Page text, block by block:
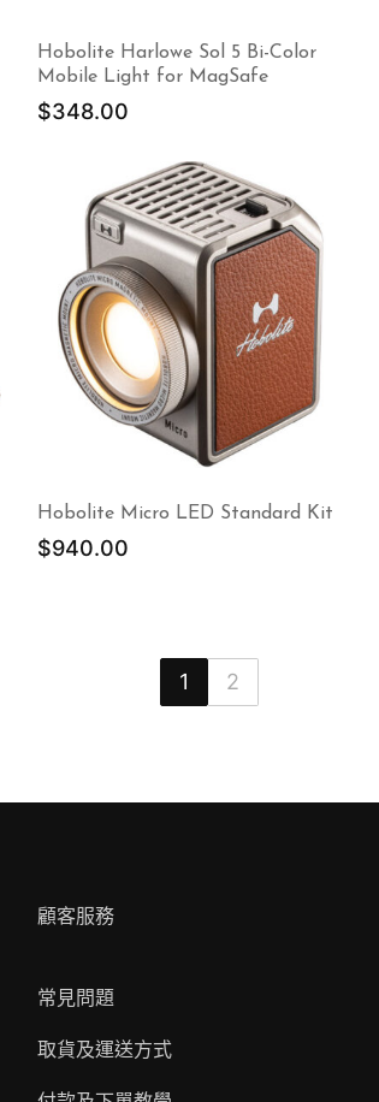
Hobolite Harlowe Sol 5 Bi-Color
Mobile Light for MagSafe
$348.00
Hobolite Micro LED Standard Kit
$940.00
1 2
顧客服務
常見問題
取貨及運送方式